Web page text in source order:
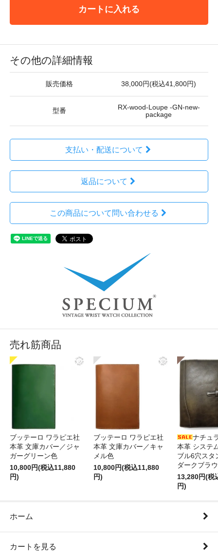
カートに入れる
その他の詳細情報
販売価格 38,000円(税込41,800円)
型番
RX-wood-Loupe -GN-new-
package
支払い・配送について
返品について
この商品について問い合わせる
売れ筋商品
ブッテーロ ワラピエ社
本革 文庫カバー／ジャ
ガーグリーン色
10,800円(税込11,880
円)
ブッテーロ ワラピエ社
本革 文庫カバー／キャ
メル色
10,800円(税込11,880
円)
ナチュ
本革 システ
ブル6穴スタ
ダークブラ
13,280円(税
円)
ホーム
カートを見る